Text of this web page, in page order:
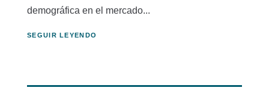
demográfica en el mercado...
SEGUIR LEYENDO